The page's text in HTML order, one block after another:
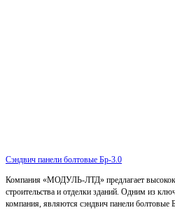
Сэндвич панели болтовые Бр-3.0
Компания «МОДУЛЬ-ЛТД» предлагает
строительства и отделки зданий. Одним из
компания, являются сэндвич панели болтовые